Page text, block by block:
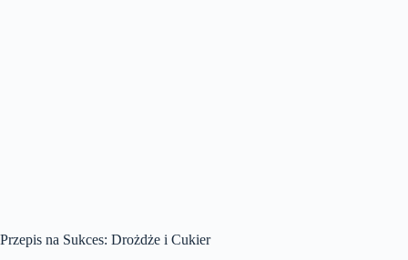
Przepis na Sukces: Drożdże i Cukier